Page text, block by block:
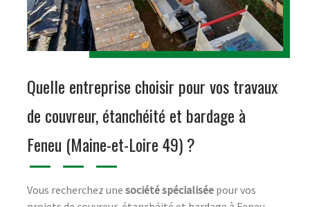
Quelle entreprise choisir pour vos travaux
de couvreur, étanchéité et bardage à
Feneu (Maine-et-Loire 49) ?
Vous recherchez une société spécialisée pour vos